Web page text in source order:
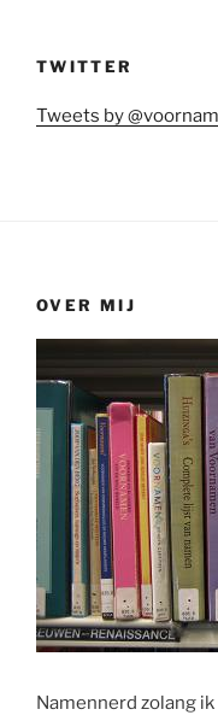
TWITTER
Tweets by
OVER MIJ
Namennerd zolang